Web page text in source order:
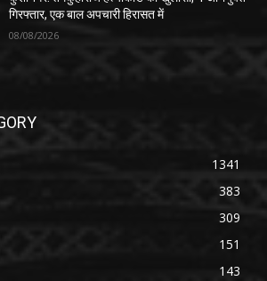
गिरफ्तार, एक बाल अपचारी हिरासत में
08/08/2026
1341
383
309
151
143